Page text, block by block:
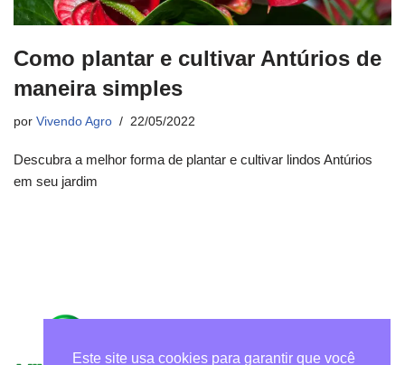
Como plantar e cultivar Antúrios de
maneira simples
por Vivendo Agro 22/05/2022
Descubra a melhor forma de plantar e cultivar lindos Antúrios
em seu jardim
Este site usa cookies para garantir que você